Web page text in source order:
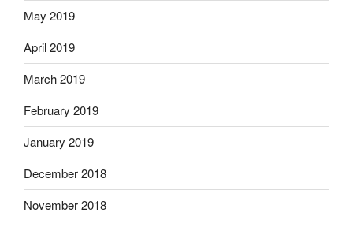
May 2019
April 2019
March 2019
February 2019
January 2019
December 2018
November 2018